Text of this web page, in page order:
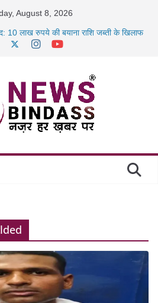
August 8, 2026
10 लाख रुपये की बयाना राशि जब्ती के खिलाफ
का बड़ा एक्शन: 13 म्यूल बैंक खाताधारक